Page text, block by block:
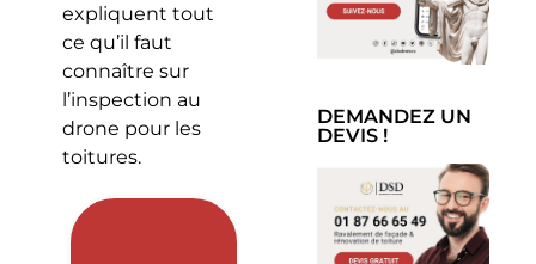
expliquent tout
ce qu’il faut
connaître sur
l’inspection au
drone pour les
toitures.
DEMANDEZ UN
DEVIS !